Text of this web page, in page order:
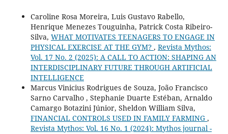
Caroline Rosa Moreira, Luis Gustavo Rabello,
Henrique Menezes Touguinha, Patrick Costa Ribeiro-
Silva, WHAT MOTIVATES TEENAGERS TO ENGAGE IN
PHYSICAL EXERCISE AT THE GYM? , Revista Mythos:
Vol. 17 No. 2 (2025): A CALL TO ACTION: SHAPING AN
INTERDISCIPLINARY FUTURE THROUGH ARTIFICIAL
INTELLIGENCE
Marcus Vinicius Rodrigues de Souza, João Francisco
Sarno Carvalho , Stephanie Duarte Estéban, Arnaldo
Camargo Botazini Júnior, Sheldon William Silva,
FINANCIAL CONTROLS USED IN FAMILY FARMING ,
Revista Mythos: Vol. 16 No. 1 (2024): Mythos journal -